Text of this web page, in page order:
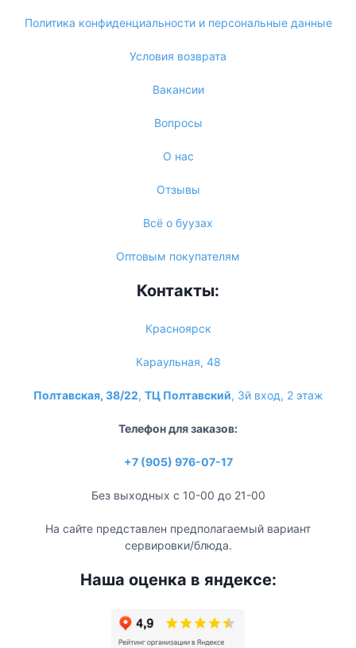
Политика конфиденциальности и персональные данные
Условия возврата
Вакансии
Вопросы
О нас
Отзывы
Всё о буузах
Оптовым покупателям
Контакты:
Красноярск
Караульная, 48
Полтавская, 38/22, ТЦ Полтавский, 3й вход, 2 этаж
Телефон для заказов:
+7 (905) 976-07-17
Без выходных с 10-00 до 21-00
На сайте представлен предполагаемый вариант
сервировки/блюда.
Наша оценка в яндексе: